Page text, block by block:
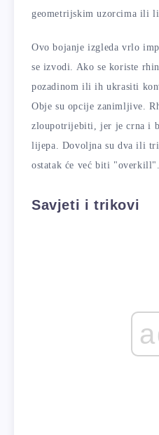
geometrijskim uzorcima ili
Ovo bojanje izgleda vrlo
se izvodi. Ako se koriste
pozadinom ili ih ukrasiti
Obje su opcije zanimljive.
zloupotrijebiti, jer je crna i
lijepa. Dovoljna su dva ili
ostatak će već biti "overkill".
Savjeti i trikovi